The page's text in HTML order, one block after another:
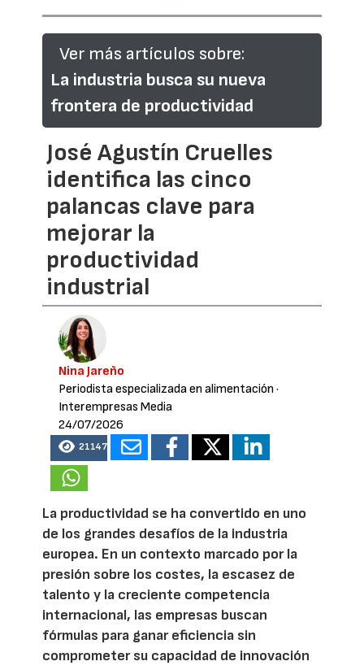
Ver más artículos sobre:
La industria busca su nueva
frontera de productividad
José Agustín Cruelles
identifica las cinco
palancas clave para
mejorar la
productividad
industrial
Nina Jareño
Periodista especializada en alimentación ·
Interempresas Media
24/07/2026
21147
La productividad se ha convertido en uno
de los grandes desafíos de la industria
europea. En un contexto marcado por la
presión sobre los costes, la escasez de
talento y la creciente competencia
internacional, las empresas buscan
fórmulas para ganar eficiencia sin
comprometer su capacidad de innovación